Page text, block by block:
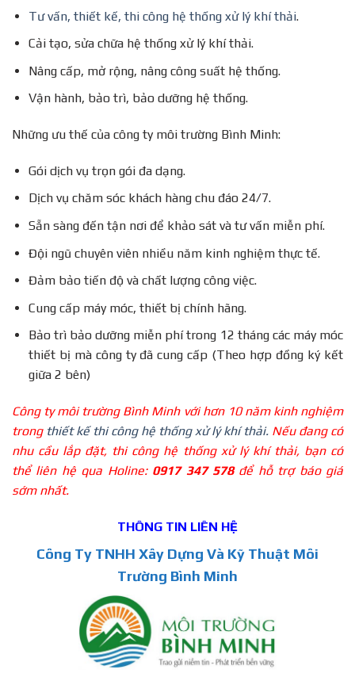
Tư vấn, thiết kế, thi công hệ thống xử lý khí thải.
Cải tạo, sửa chữa hệ thống xử lý khí thải.
Nâng cấp, mở rộng, nâng công suất hệ thống.
Vận hành, bảo trì, bảo dưỡng hệ thống.
Những ưu thế của công ty môi trường Bình Minh:
Gói dịch vụ trọn gói đa dạng.
Dịch vụ chăm sóc khách hàng chu đáo 24/7.
Sẵn sàng đến tận nơi để khảo sát và tư vấn miễn phí.
Đội ngũ chuyên viên nhiều năm kinh nghiệm thực tế.
Đảm bảo tiến độ và chất lượng công việc.
Cung cấp máy móc, thiết bị chính hãng.
Bảo trì bảo dưỡng miễn phí trong 12 tháng các máy móc
thiết bị mà công ty đã cung cấp (Theo hợp đồng ký kết
giữa 2 bên)
Công ty môi trường Bình Minh với hơn 10 năm kinh nghiệm
trong thiết kế thi công hệ thống xử lý khí thải. Nếu đang có
nhu cầu lắp đặt, thi công hệ thống xử lý khí thải, bạn có
thể liên hệ qua Holine: 0917 347 578để hỗ trợ báo giá
sớm nhất.
THÔNG TIN LIÊN HỆ
Công Ty TNHH Xây Dựng Và Kỹ Thuật Môi
Trường Bình Minh